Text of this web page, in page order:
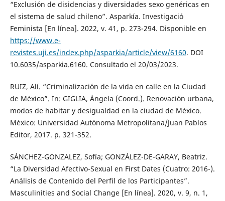
“Exclusión de disidencias y diversidades sexo genéricas en
el sistema de salud chileno”. Asparkía. Investigació
Feminista [En línea]. 2022, v. 41, p. 273-294. Disponible en
https://www.e-
revistes.uji.es/index.php/asparkia/article/view/6160. DOI
10.6035/asparkia.6160. Consultado el 20/03/2023.
RUIZ, Alí. “Criminalización de la vida en calle en la Ciudad
de México”. In: GIGLIA, Ángela (Coord.). Renovación urbana,
modos de habitar y desigualdad en la ciudad de México.
México: Universidad Autónoma Metropolitana/Juan Pablos
Editor, 2017. p. 321-352.
SÁNCHEZ-GONZALEZ, Sofía; GONZÁLEZ-DE-GARAY, Beatriz.
“La Diversidad Afectivo-Sexual en First Dates (Cuatro: 2016-).
Análisis de Contenido del Perfil de los Participantes”.
Masculinities and Social Change [En línea]. 2020, v. 9, n. 1,